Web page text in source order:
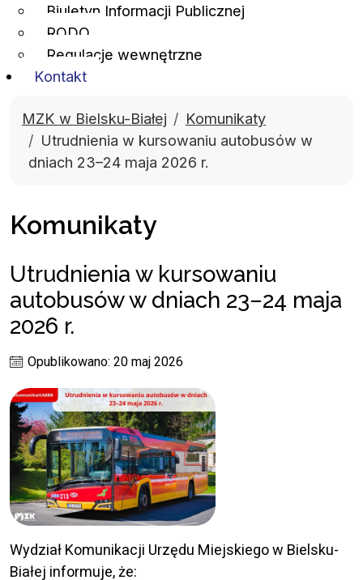
Biuletyn Informacji Publicznej
RODO
Regulacje wewnętrzne
Kontakt
MZK w Bielsku-Białej
Komunikaty
Utrudnienia w kursowaniu autobusów w
dniach 23–24 maja 2026 r.
Komunikaty
Utrudnienia w kursowaniu
autobusów w dniach 23–24 maja
2026 r.
Opublikowano: 20 maj 2026
Wydział Komunikacji Urzędu Miejskiego w Bielsku-
Białej informuje, że: